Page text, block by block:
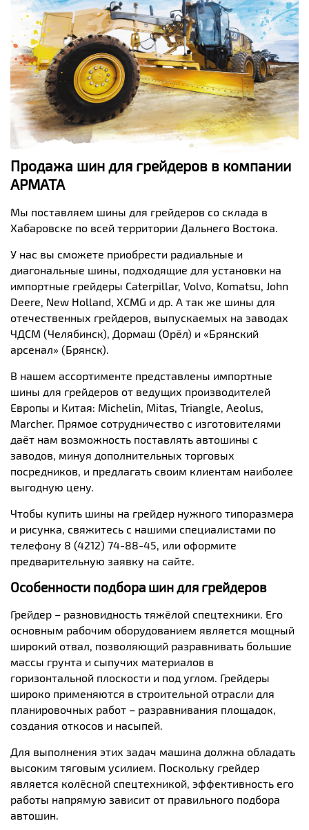
Продажа шин для грейдеров в компании
АРМАТА
Мы поставляем шины для грейдеров со склада в
Хабаровске по всей территории Дальнего Востока.
У нас вы сможете приобрести радиальные и
диагональные шины, подходящие для установки на
импортные грейдеры Caterpillar, Volvo, Komatsu, John
Deere, New Holland, XCMG и др. А так же шины для
отечественных грейдеров, выпускаемых на заводах
ЧДСМ (Челябинск), Дормаш (Орёл) и «Брянский
арсенал» (Брянск).
В нашем ассортименте представлены импортные
шины для грейдеров от ведущих производителей
Европы и Китая: Michelin, Mitas, Triangle, Aeolus,
Marcher. Прямое сотрудничество с изготовителями
даёт нам возможность поставлять автошины с
заводов, минуя дополнительных торговых
посредников, и предлагать своим клиентам наиболее
выгодную цену.
Чтобы купить шины на грейдер нужного типоразмера
и рисунка, свяжитесь с нашими специалистами по
телефону 8 (4212) 74-88-45, или оформите
предварительную заявку на сайте.
Особенности подбора шин для грейдеров
Грейдер – разновидность тяжёлой спецтехники. Его
основным рабочим оборудованием является мощный
широкий отвал, позволяющий разравнивать большие
массы грунта и сыпучих материалов в
горизонтальной плоскости и под углом. Грейдеры
широко применяются в строительной отрасли для
планировочных работ – разравнивания площадок,
создания откосов и насыпей.
Для выполнения этих задач машина должна обладать
высоким тяговым усилием. Поскольку грейдер
является колёсной спецтехникой, эффективность его
работы напрямую зависит от правильного подбора
автошин.